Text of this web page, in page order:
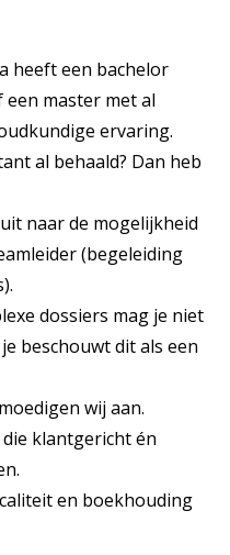
heeft een bachelor
een master met al
ervaring.
al behaald? Dan heb
naar de mogelijkheid
(begeleiding
dossiers mag je niet
beschouwt dit als een
wij aan.
klantgericht én
en boekhouding